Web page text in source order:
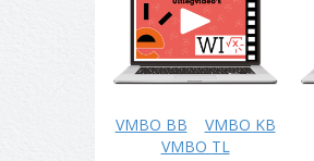
VMBO BB
VMBO KB
VMBO TL